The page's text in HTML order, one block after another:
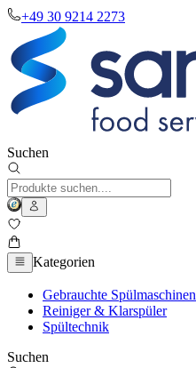
+49 30 9214 2273
Suchen
Kategorien
Gebrauchte Spülmaschinen
Reiniger & Klarspüler
Spültechnik
Suchen